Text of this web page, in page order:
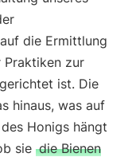
die Ermittlung
zur
ist. Die
hinaus, was auf
Honigs hängt
sie die Bienen